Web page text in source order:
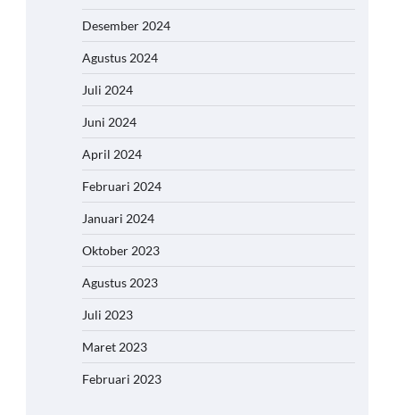
Desember 2024
Agustus 2024
Juli 2024
Juni 2024
April 2024
Februari 2024
Januari 2024
Oktober 2023
Agustus 2023
Juli 2023
Maret 2023
Februari 2023